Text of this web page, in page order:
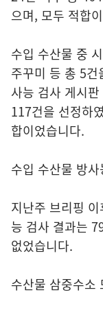
으며, 모두 적합
수입 수산물 중
주꾸미 등 총 5
사능 검사 게시
117건을 선정하
합이었습니다.
수입 수산물 방
지난주 브리핑
능 검사 결과는
없었습니다.
수산물 삼중수소